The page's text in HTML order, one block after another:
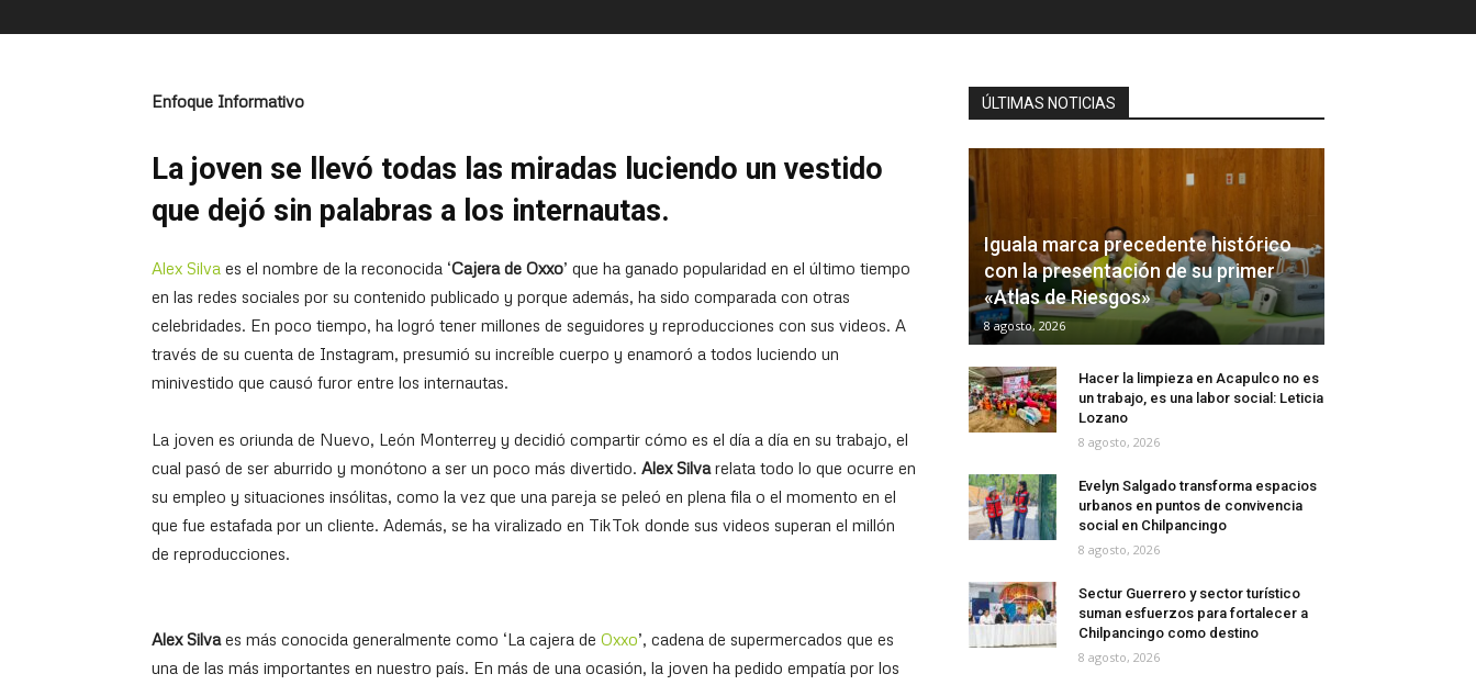
Enfoque Informativo
La joven se llevó todas las miradas luciendo un vestido
que dejó sin palabras a los internautas.
Alex Silva es el nombre de la reconocida ‘Cajera de Oxxo’ que ha ganado popularidad en el último tiempo
en las redes sociales por su contenido publicado y porque además, ha sido comparada con otras
celebridades. En poco tiempo, ha logró tener millones de seguidores y reproducciones con sus videos. A
través de su cuenta de Instagram, presumió su increíble cuerpo y enamoró a todos luciendo un
minivestido que causó furor entre los internautas.
La joven es oriunda de Nuevo, León Monterrey y decidió compartir cómo es el día a día en su trabajo, el
cual pasó de ser aburrido y monótono a ser un poco más divertido. Alex Silvarelata todo lo que ocurre en
su empleo y situaciones insólitas, como la vez que una pareja se peleó en plena fila o el momento en el
que fue estafada por un cliente. Además, se ha viralizado en TikTok donde sus videos superan el millón
de reproducciones.
Alex Silvaes más conocida generalmente como ‘La cajera de Oxxo’, cadena de supermercados que es
una de las más importantes en nuestro país. En más de una ocasión, la joven ha pedido empatía por los
ÚLTIMAS NOTICIAS
Iguala marca precedente histórico
con la presentación de su primer
«Atlas de Riesgos»
8 agosto, 2026
Hacer la limpieza en Acapulco no es
un trabajo, es una labor social: Leticia
Lozano
8 agosto, 2026
Evelyn Salgado transforma espacios
urbanos en puntos de convivencia
social en Chilpancingo
8 agosto, 2026
Sectur Guerrero y sector turístico
suman esfuerzos para fortalecer a
Chilpancingo como destino
8 agosto, 2026